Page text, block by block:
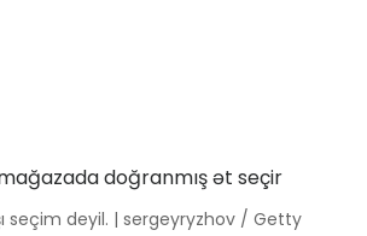
seçim deyil. | sergeyryzhov / Getty